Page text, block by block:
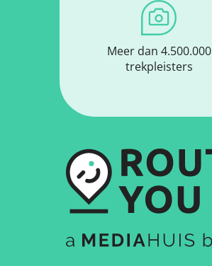
Meer dan 4.500.000
trekpleisters